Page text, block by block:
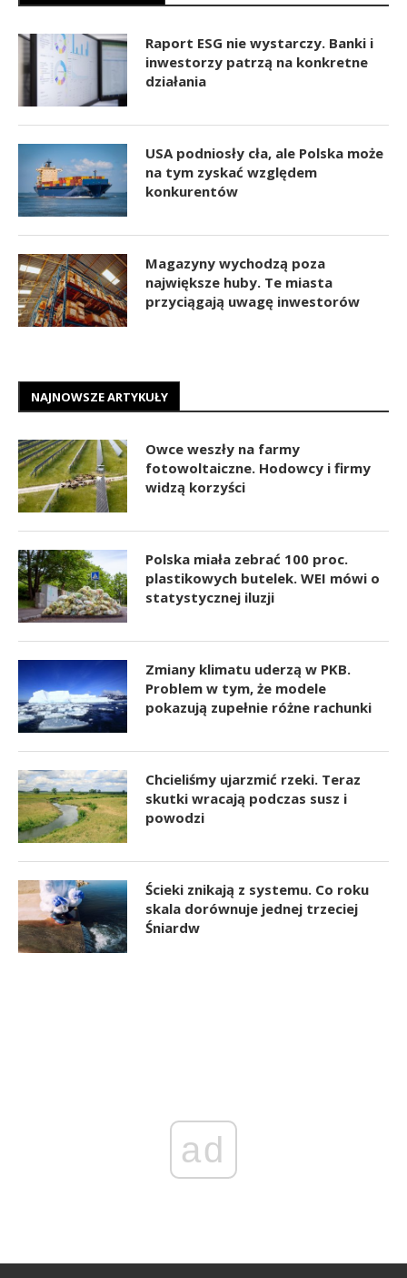
Raport ESG nie wystarczy. Banki i
inwestorzy patrzą na konkretne
działania
USA podniosły cła, ale Polska może
na tym zyskać względem
konkurentów
Magazyny wychodzą poza
największe huby. Te miasta
przyciągają uwagę inwestorów
NAJNOWSZE ARTYKUŁY
Owce weszły na farmy
fotowoltaiczne. Hodowcy i firmy
widzą korzyści
Polska miała zebrać 100 proc.
plastikowych butelek. WEI mówi o
statystycznej iluzji
Zmiany klimatu uderzą w PKB.
Problem w tym, że modele
pokazują zupełnie różne rachunki
Chcieliśmy ujarzmić rzeki. Teraz
skutki wracają podczas susz i
powodzi
Ścieki znikają z systemu. Co roku
skala dorównuje jednej trzeciej
Śniardw
ad